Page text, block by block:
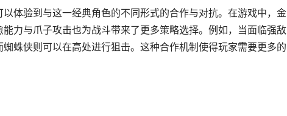
体验到与这一经典角色的不同形式的合作与对抗。在游戏中，金
力与爪子攻击也为战斗带来了更多策略选择。例如，当面临强敌
蛛侠则可以在高处进行狙击。这种合作机制使得玩家需要更多的